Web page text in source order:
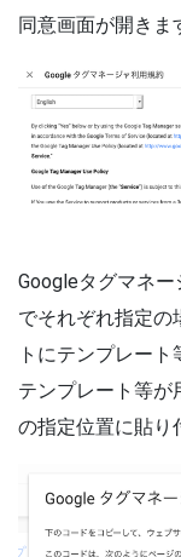
同意画面が開きま
Googleタグマネ
でそれぞれ指定の
トにテンプレー
テンプレート等が
の指定位置に貼り